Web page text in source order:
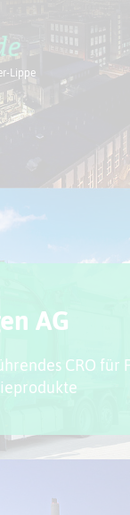
Lippe
AG
CRO für